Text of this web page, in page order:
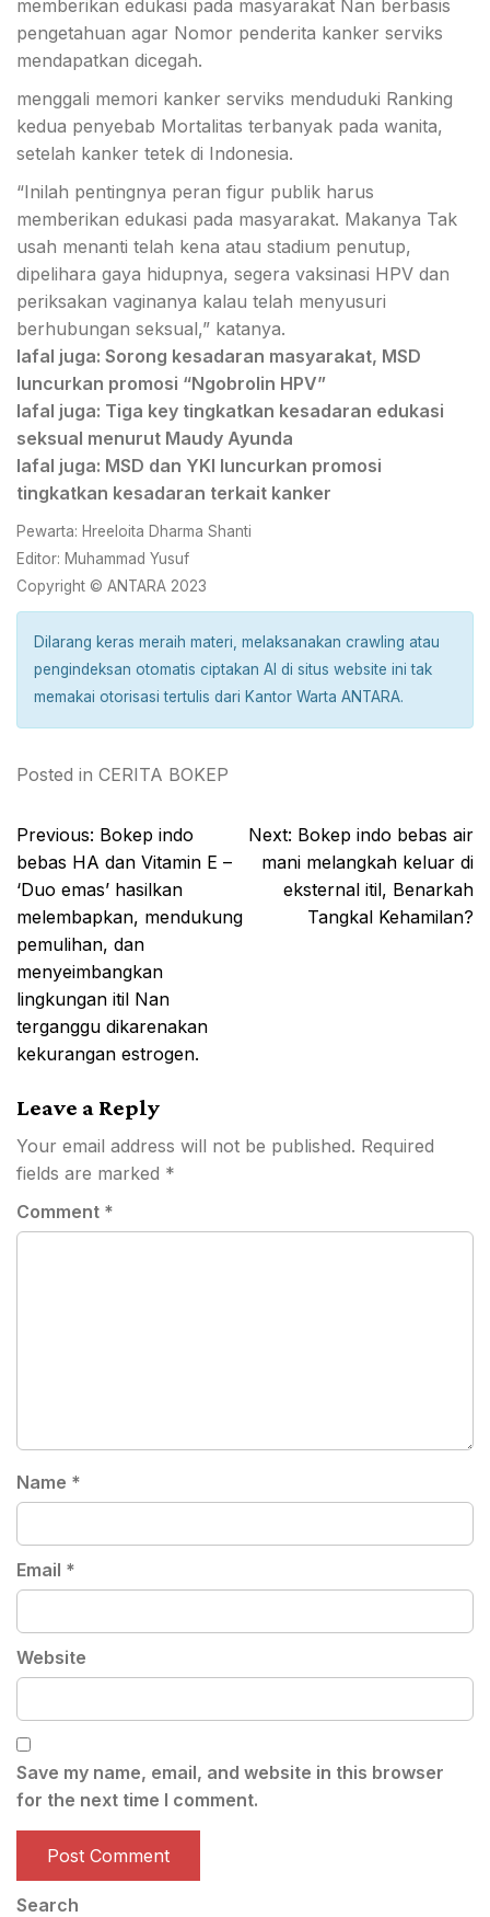
memberikan edukasi pada masyarakat Nan berbasis
pengetahuan agar Nomor penderita kanker serviks
mendapatkan dicegah.
menggali memori kanker serviks menduduki Ranking
kedua penyebab Mortalitas terbanyak pada wanita,
setelah kanker tetek di Indonesia.
“Inilah pentingnya peran figur publik harus
memberikan edukasi pada masyarakat. Makanya Tak
usah menanti telah kena atau stadium penutup,
dipelihara gaya hidupnya, segera vaksinasi HPV dan
periksakan vaginanya kalau telah menyusuri
berhubungan seksual,” katanya.
lafal juga: Sorong kesadaran masyarakat, MSD
luncurkan promosi “Ngobrolin HPV”
lafal juga: Tiga key tingkatkan kesadaran edukasi
seksual menurut Maudy Ayunda
lafal juga: MSD dan YKI luncurkan promosi
tingkatkan kesadaran terkait kanker
Pewarta: Hreeloita Dharma Shanti
Editor: Muhammad Yusuf
Copyright © ANTARA 2023
Dilarang keras meraih materi, melaksanakan crawling atau
pengindeksan otomatis ciptakan AI di situs website ini tak
memakai otorisasi tertulis dari Kantor Warta ANTARA.
Posted in CERITA BOKEP
Post
navigation
Previous: Bokep indo
bebas HA dan Vitamin E –
‘Duo emas’ hasilkan
melembapkan, mendukung
pemulihan, dan
menyeimbangkan
lingkungan itil Nan
terganggu dikarenakan
kekurangan estrogen.
Next: Bokep indo bebas air
mani melangkah keluar di
eksternal itil, Benarkah
Tangkal Kehamilan?
Leave a Reply
Your email address will not be published. Required
fields are marked *
Comment *
Name *
Email *
Website
Save my name, email, and website in this browser
for the next time I comment.
Search